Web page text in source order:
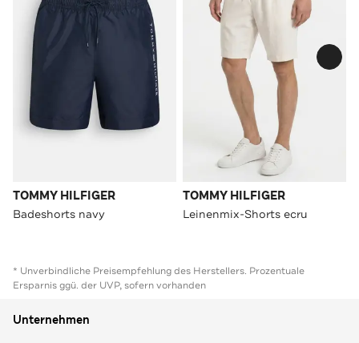
TOMMY HILFIGER
Badeshorts navy
TOMMY HILFIGER
Leinenmix-Shorts ecru
* Unverbindliche Preisempfehlung des Herstellers. Prozentuale
Ersparnis ggü. der UVP, sofern vorhanden
Unternehmen